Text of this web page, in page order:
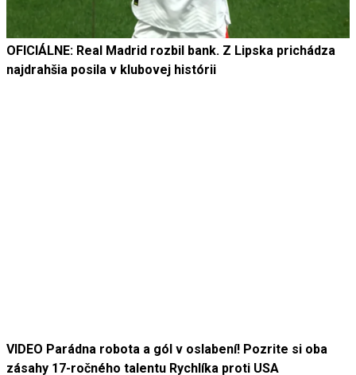
OFICIÁLNE: Real Madrid rozbil bank. Z Lipska prichádza
najdrahšia posila v klubovej histórii
VIDEO Parádna robota a gól v oslabení! Pozrite si oba
zásahy 17-ročného talentu Rychlíka proti USA